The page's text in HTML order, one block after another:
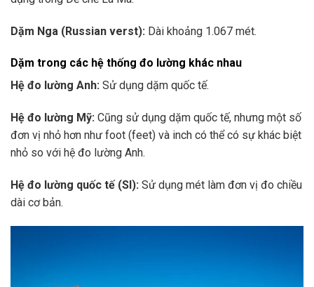
Dặm Nga (Russian verst): Dài khoảng 1.067 mét.
Dặm trong các hệ thống đo lường khác nhau
Hệ đo lường Anh: Sử dụng dặm quốc tế.
Hệ đo lường Mỹ: Cũng sử dụng dặm quốc tế, nhưng một số
đơn vị nhỏ hơn như foot (feet) và inch có thể có sự khác biệt
nhỏ so với hệ đo lường Anh.
Hệ đo lường quốc tế (SI): Sử dụng mét làm đơn vị đo chiều
dài cơ bản.